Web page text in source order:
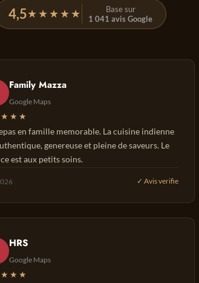
4,5★★★★★
Base sur
1 041 avis Google
Family Mazza
Google Maps
en famille memorable. La cuisine indienne
genereuse et pleine de saveurs. Le
est aux petits soins.
✓ Avis verifie
HRS
Google Maps